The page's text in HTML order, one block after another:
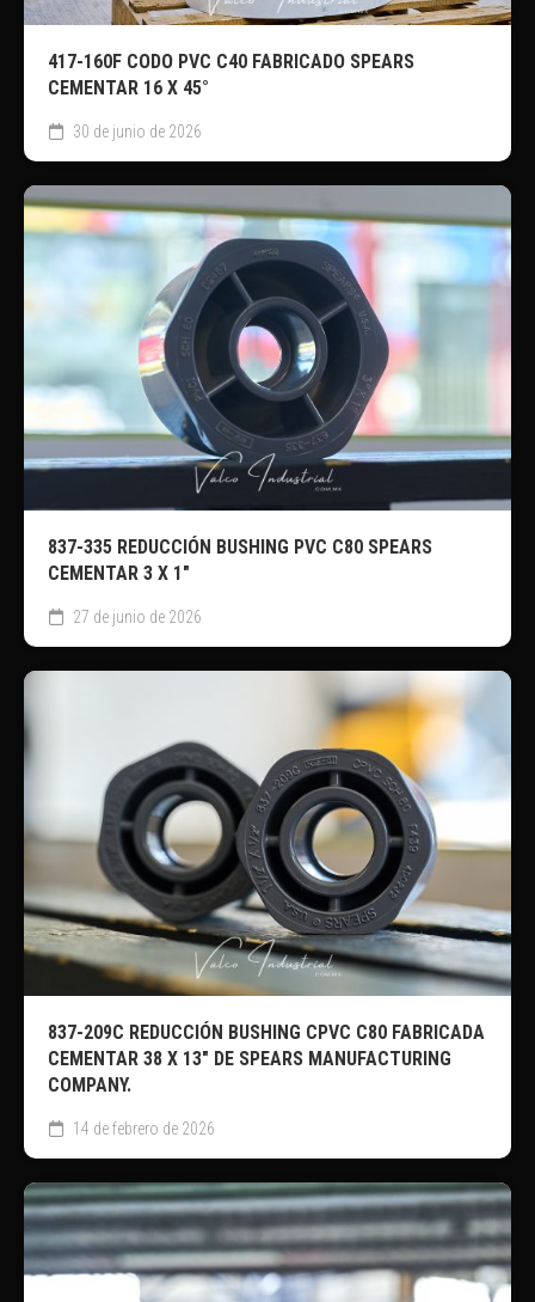
417-160F CODO PVC C40 FABRICADO SPEARS
CEMENTAR 16 X 45°
30 de junio de 2026
837-335 REDUCCIÓN BUSHING PVC C80 SPEARS
CEMENTAR 3 X 1″
27 de junio de 2026
837-209C REDUCCIÓN BUSHING CPVC C80 FABRICADA
CEMENTAR 38 X 13″ DE SPEARS MANUFACTURING
COMPANY.
14 de febrero de 2026